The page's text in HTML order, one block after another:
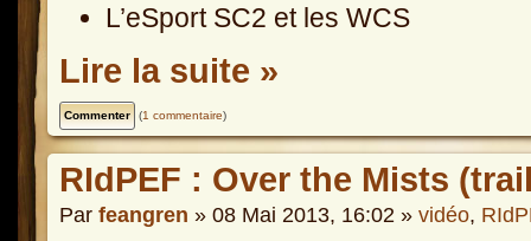
L’eSport SC2 et les WCS
Lire la suite »
(1 commentaire)
RIdPEF : Over the Mists
Par feangren » 08 Mai 2013, 16:02 » vidéo,